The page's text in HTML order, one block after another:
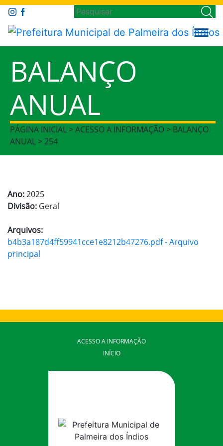
BALANÇO
ANUAL
PÁGINA INICIAL > ACESSO A INFORMAÇÃO > BALANÇO
ANUAL > 254
Ano:2025
Divisão: Geral
Arquivos:
b4b3a187d4ff59941cce1e8212b47276.pdf - Arquivo
principal
ACESSO A INFORMAÇÃO
INÍCIO